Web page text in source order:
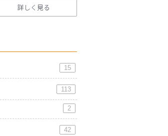
詳しく見る
15
113
2
42